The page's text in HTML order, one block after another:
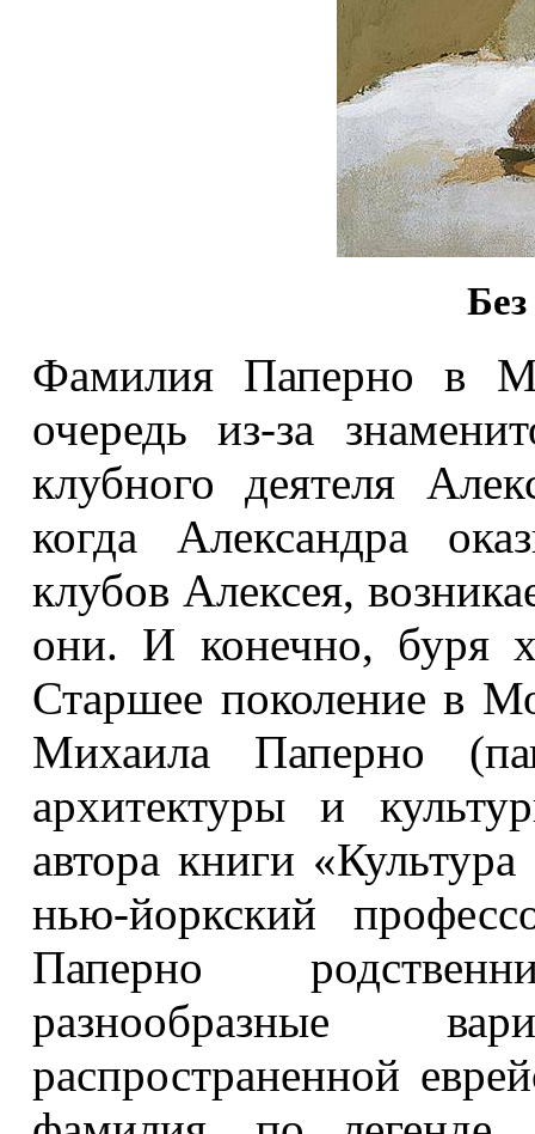
Фамилия Паперно в
очередь из-за
клубного деятеля
когда Александра
клубов Алексея,
они. И конечно, буря
Старшее поколение в
Михаила Паперно
архитектуры и
автора книги
нью-йоркский
Паперно
разнообразные
распространенной